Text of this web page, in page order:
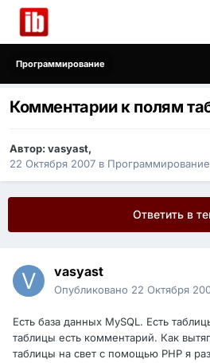
Программирование
Комментарии к полям
Автор:vasyast,
22 Октября 2007 в Программирование
Ответить в
vasyast
Опубликовано 22 Октября
Есть база данных MySQL. Есть
таблицы есть комментарий. Как
таблицы на свет с помощью PHP я